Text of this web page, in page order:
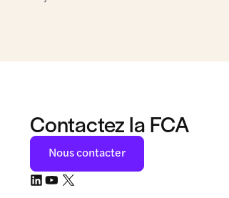
Contactez la FCA
Nous contacter